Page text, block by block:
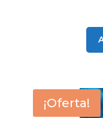
¡Oferta!